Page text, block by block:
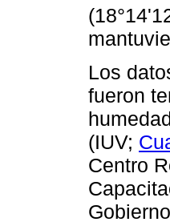
Los
fueron
(IUV;
Centro